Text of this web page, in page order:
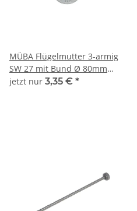
MÜBA Flügelmutter 3-armig
SW 27 mit Bund Ø 80mm
verzinkt
jetzt nur 3,35 € *